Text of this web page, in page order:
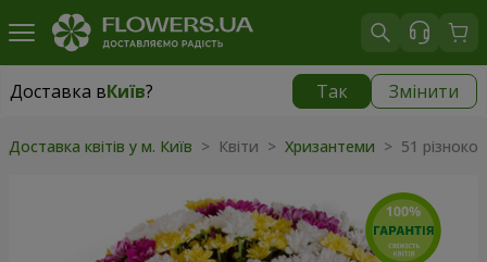
Доставка вКиїв? Так Змінити
Доставка вКиїв
Доставка квітів у м. Київ > Квіти > Хризантеми > 51